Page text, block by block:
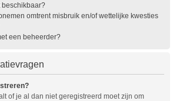
beschikbaar?
omtrent misbruik en/of wettelijke kwesties
een beheerder?
of je al dan niet geregistreerd moet zijn om